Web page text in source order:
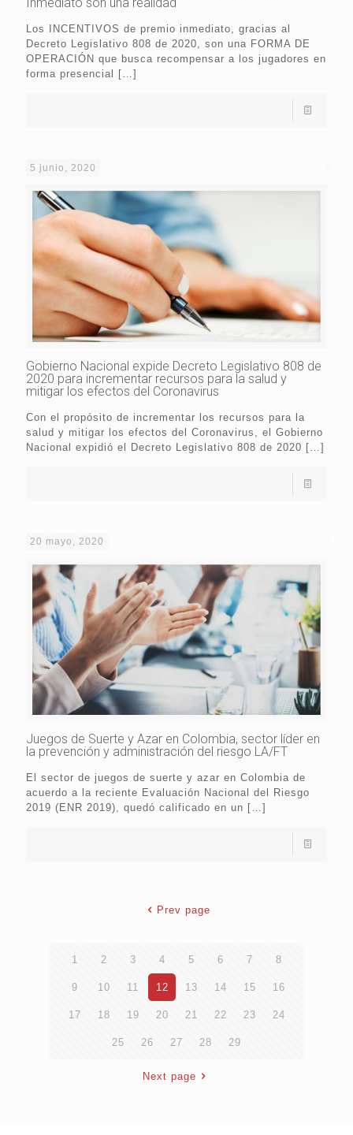
Los INCENTIVOS de premio inmediato, gracias al
Decreto Legislativo 808 de 2020, son una FORMA DE
OPERACIÓN que busca recompensar a los jugadores en
forma presencial
[…]
5 junio, 2020
Gobierno Nacional expide Decreto Legislativo 808 de
2020 para incrementar recursos para la salud y
mitigar los efectos del Coronavirus
Con el propósito de incrementar los recursos para la
salud y mitigar los efectos del Coronavirus, el Gobierno
Nacional expidió el Decreto Legislativo 808 de 2020 […]
20 mayo, 2020
Juegos de Suerte y Azar en Colombia, sector líder en
la prevención y administración del riesgo LA/FT
El sector de juegos de suerte y azar en Colombia de
acuerdo a la reciente Evaluación Nacional del Riesgo
2019 (ENR 2019), quedó calificado en un […]
Prev page
1 2 3 4 5 6 7 8
9 10 11 12 13 14 15 16
17 18 19 20 21 22 23 24
25 26 27 28 29
Next page